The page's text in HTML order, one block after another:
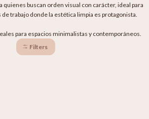
quienes buscan orden visual con carácter, ideal para
trabajo donde la estética limpia es protagonista.
para espacios minimalistas y contemporáneos.
Filters